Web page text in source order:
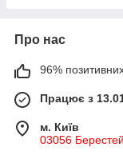
Про нас
96%
Працює з
м. Київ
03056